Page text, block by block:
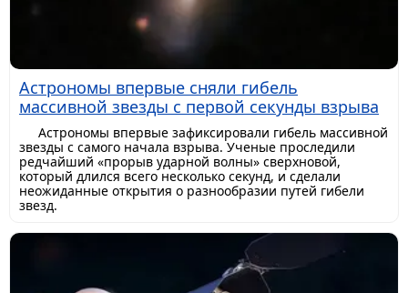
Астрономы впервые сняли гибель
массивной звезды с первой секунды взрыва
Астрономы впервые зафиксировали гибель массивной
звезды с самого начала взрыва. Ученые проследили
редчайший «прорыв ударной волны» сверхновой,
который длился всего несколько секунд, и сделали
неожиданные открытия о разнообразии путей гибели
звезд.